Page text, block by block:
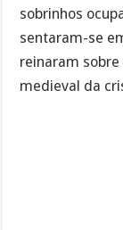
sobrinhos
sentaram-se
reinaram
medieval da